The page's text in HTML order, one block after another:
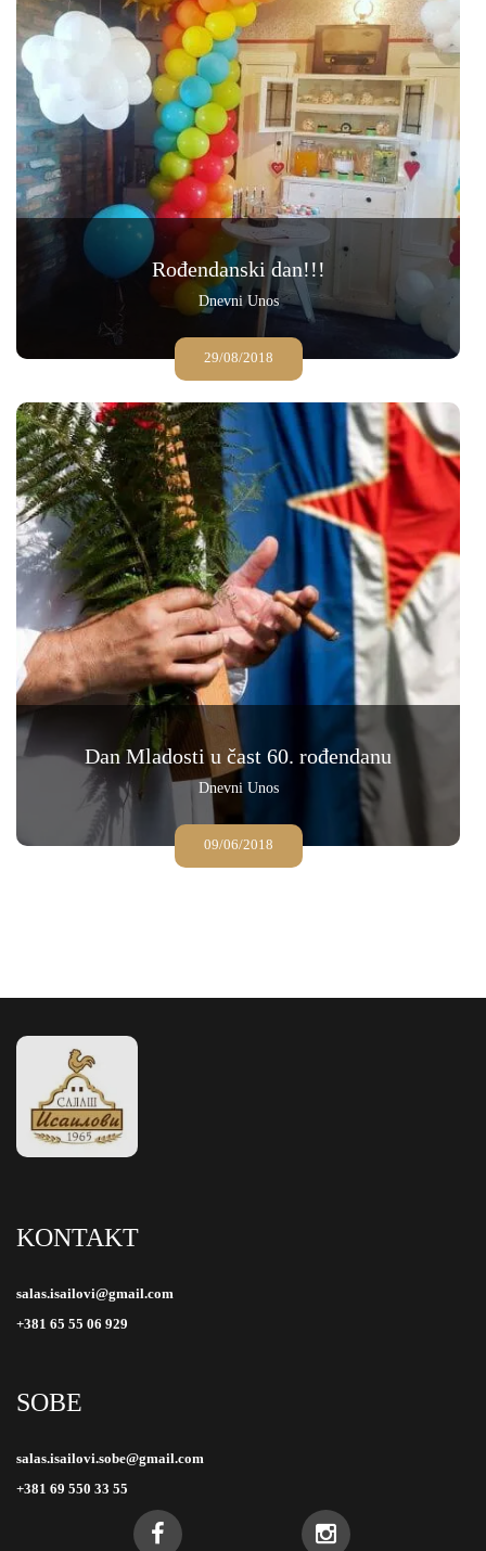
Rođendanski dan!!!
Dnevni Unos
29/08/2018
Dan Mladosti u čast 60. rođendanu
Dnevni Unos
09/06/2018
KONTAKT
salas.isailovi@gmail.com
+381 65 55 06 929
SOBE
salas.isailovi.sobe@gmail.com
+381 69 550 33 55